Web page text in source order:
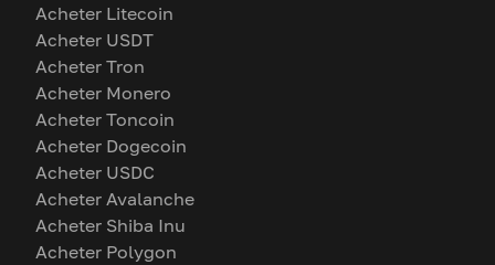
Acheter Litecoin
Acheter USDT
Acheter Tron
Acheter Monero
Acheter Toncoin
Acheter Dogecoin
Acheter USDC
Acheter Avalanche
Acheter Shiba Inu
Acheter Polygon